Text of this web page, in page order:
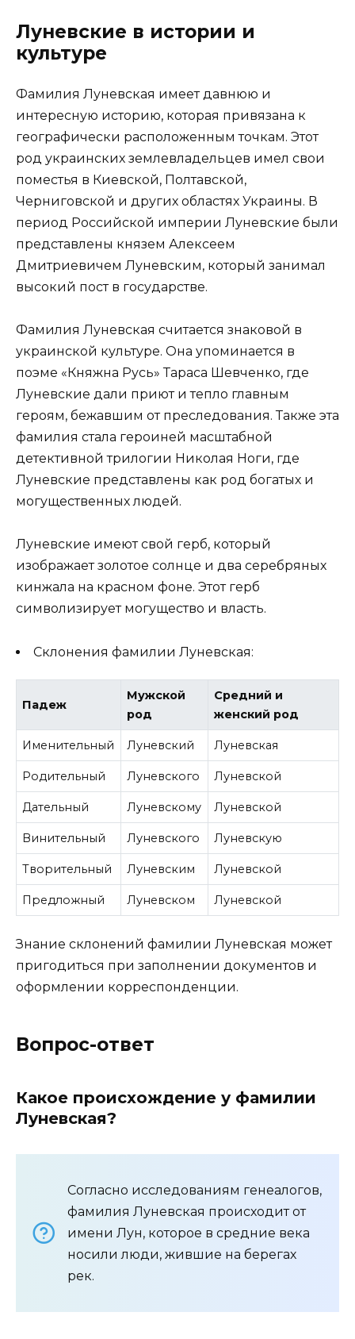
Луневские в истории и
культуре
Фамилия Луневская имеет давнюю и
интересную историю, которая привязана к
географически расположенным точкам. Этот
род украинских землевладельцев имел свои
поместья в Киевской, Полтавской,
Черниговской и других областях Украины. В
период Российской империи Луневские были
представлены князем Алексеем
Дмитриевичем Луневским, который занимал
высокий пост в государстве.
Фамилия Луневская считается знаковой в
украинской культуре. Она упоминается в
поэме «Княжна Русь» Тараса Шевченко, где
Луневские дали приют и тепло главным
героям, бежавшим от преследования. Также эта
фамилия стала героиней масштабной
детективной трилогии Николая Ноги, где
Луневские представлены как род богатых и
могущественных людей.
Луневские имеют свой герб, который
изображает золотое солнце и два серебряных
кинжала на красном фоне. Этот герб
символизирует могущество и власть.
Склонения фамилии Луневская:
Падеж
Мужской
род
Средний и
женский род
Именительный Луневский Луневская
Родительный Луневского Луневской
Дательный Луневскому Луневской
Винительный Луневского Луневскую
Творительный Луневским Луневской
Предложный Луневском Луневской
Знание склонений фамилии Луневская может
пригодиться при заполнении документов и
оформлении корреспонденции.
Вопрос-ответ
Какое происхождение у фамилии
Луневская?
Согласно исследованиям генеалогов,
фамилия Луневская происходит от
имени Лун, которое в средние века
носили люди, жившие на берегах
рек.